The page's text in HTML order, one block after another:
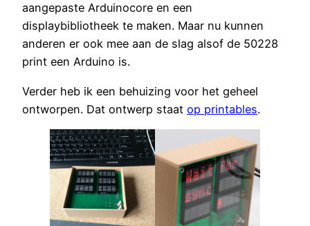
aangepaste Arduinocore en een
displaybibliotheek te maken. Maar nu kunnen
anderen er ook mee aan de slag alsof de 50228
print een Arduino is.
Verder heb ik een behuizing voor het geheel
ontworpen. Dat ontwerp staat op printables.